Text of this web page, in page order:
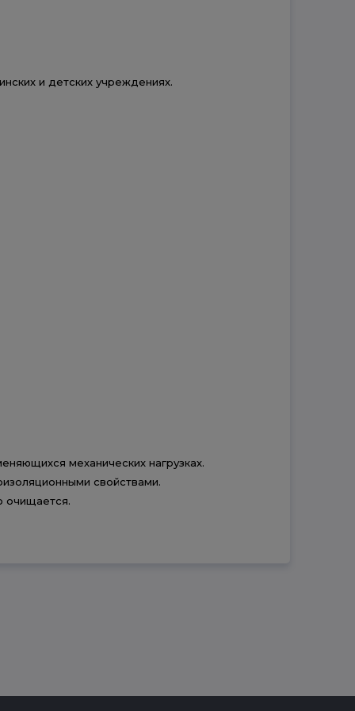
и детских учреждениях.
механических нагрузках.
свойствами.
очищается.